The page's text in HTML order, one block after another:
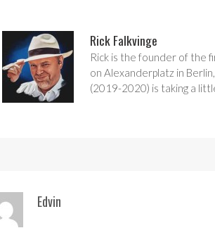
Rick Falkvinge
Rick is the founder of the
on Alexanderplatz in
(2019-2020) is taking a
Edvin